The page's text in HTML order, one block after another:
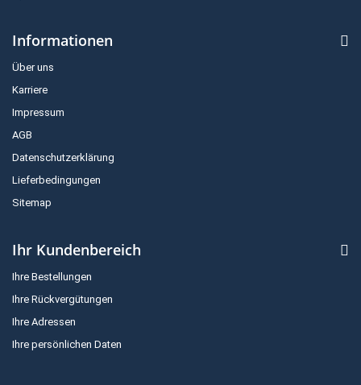
Informationen
Über uns
Karriere
Impressum
AGB
Datenschutzerklärung
Lieferbedingungen
Sitemap
Ihr Kundenbereich
Ihre Bestellungen
Ihre Rückvergütungen
Ihre Adressen
Ihre persönlichen Daten